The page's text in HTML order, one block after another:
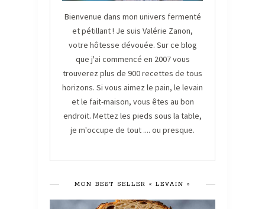
Bienvenue dans mon univers fermenté
et pétillant ! Je suis Valérie Zanon,
votre hôtesse dévouée. Sur ce blog
que j'ai commencé en 2007 vous
trouverez plus de 900 recettes de tous
horizons. Si vous aimez le pain, le levain
et le fait-maison, vous êtes au bon
endroit. Mettez les pieds sous la table,
je m'occupe de tout .... ou presque.
MON BEST SELLER « LEVAIN »